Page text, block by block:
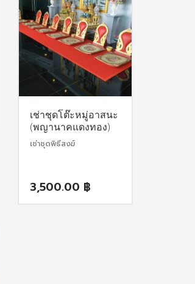
เช่าชุดโต๊ะหมู่อาสนะ
(พญานาคแดงทอง)
เช่าชุดพิธีสงฆ์
3,500.00 ฿